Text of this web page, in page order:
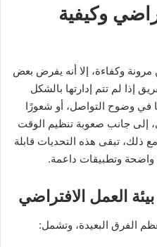
وكيفية
وكفاءة، إلا أنه يفرض بعض
إذا لم تتم إدارتها بالشكل
في وضوح التواصل، أو شعورًا
إلى جانب صعوبة تنظيم الوقت
ذلك، تبقى هذه التحديات قابلة
وتطبيقات داعمة.
العمل الافتراضي
الفرق البعيدة، وتشمل: